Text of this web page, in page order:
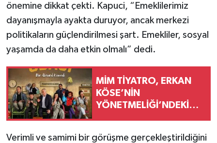
önemine dikkat çekti. Kapuci, “Emeklilerimiz
dayanışmayla ayakta duruyor, ancak merkezi
politikaların güçlendirilmesi şart. Emekliler, sosyal
yaşamda da daha etkin olmalı” dedi.
MİM TİYATRO, ERKAN
KÖSE’NİN
YÖNETMELİĞİ’NDEKİ
Verimli ve samimi bir görüşme gerçekleştirildiğini